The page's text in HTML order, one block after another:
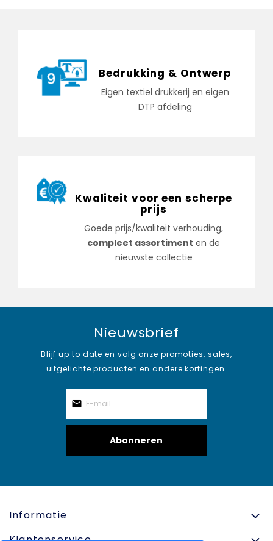
Bedrukking & Ontwerp
Eigen textiel drukkerij en eigen
DTP afdeling
Kwaliteit voor een scherpe
prijs
Goede prijs/kwaliteit verhouding,
compleet assortiment en de
nieuwste collectie
Nieuwsbrief
Blijf up to date en volg onze promoties, sales,
uitgelichte producten en andere kortingen.
Abonneren
Informatie